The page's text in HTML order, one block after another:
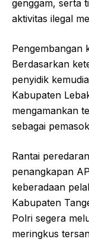
genggam, serta
aktivitas ilegal
Pengembangan
Berdasarkan
penyidik
Kabupaten
mengamankan
sebagai
Rantai
penangkapan
keberadaan
Kabupaten
Polri segera
meringkus